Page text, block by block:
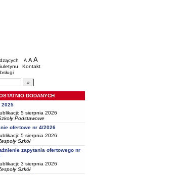
Częstochowa
A pomniejsz czcionkę
A standardowy rozmiar czcionki
A
Kontakt
artykułów
DODANYCH
2025
5 sierpnia 2026
Podstawowe
ofertowe nr 4/2026
5 sierpnia 2026
Szkół
zapytania ofertowego nr
3 sierpnia 2026
Szkół